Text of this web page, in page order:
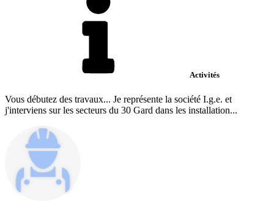
Activités
Vous débutez des travaux... Je représente la société I.g.e. et
j'interviens sur les secteurs du 30 Gard dans les installation...